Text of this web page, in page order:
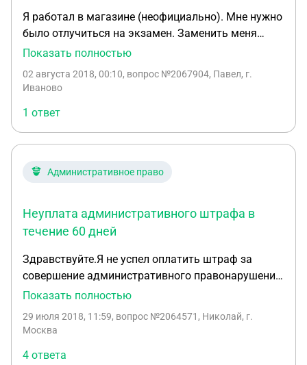
Я работал в магазине (неофициально). Мне нужно
было отлучиться на экзамен. Заменить меня
некому было. Я за несколько дней предупредил
он сказал, что не сможет заменить. В итоге, я
магазин был наложен штраф, т.к. он был закрыт
1,5 часа. Админ говорит, что я должен
выплачивать этот штраф, т.к. мой косяк. Должен
ли я что-то выплачивать если я работал
неофициально? Они угрожают тем, что будут
порядке
Показать полностью
02 августа 2018, 00:10, вопрос №2067904, Павел, г.
Иваново
1 ответ
Административное право
Неуплата административного штрафа в
течение 60 дней
Здравствуйте.Я не успел оплатить штраф за
совершение административного правонарушения
по ст.20.1 ч.2 в размере 2000 рублей в
мая и постановление мне также вручили в этот
мне было необходимо до 26 июля.Помимо
Показать полностью
29 июля 2018, 11:59, вопрос №2064571, Николай, г.
Москва
4 ответа